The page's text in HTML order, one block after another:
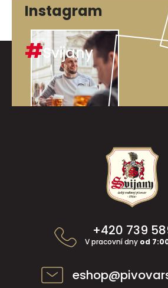
Instagram
#Svijany
+420 739
V pracovní dny od